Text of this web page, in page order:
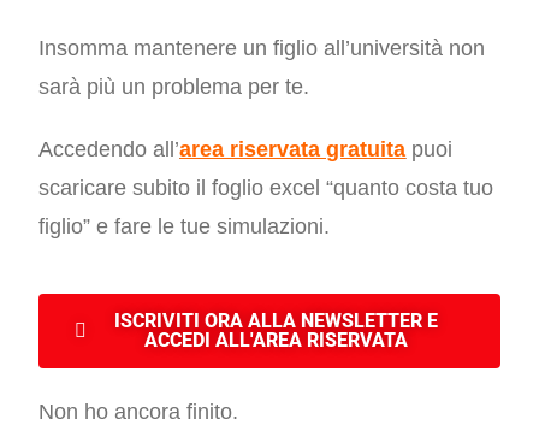
Insomma mantenere un figlio all’università non
sarà più un problema per te.
Accedendo all’area riservata gratuita puoi
scaricare subito il foglio excel “quanto costa tuo
figlio” e fare le tue simulazioni.
ISCRIVITI ORA ALLA NEWSLETTER E
ACCEDI ALL'AREA RISERVATA
Non ho ancora finito.